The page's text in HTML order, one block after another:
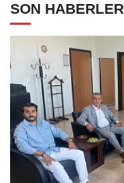
SON HABERLER